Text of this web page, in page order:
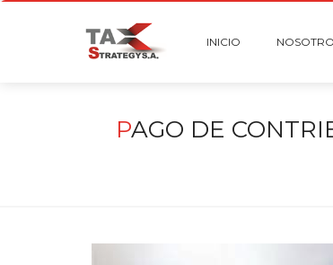
INICIO
PAGO DE